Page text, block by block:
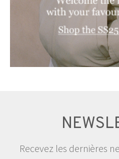
Recevez les dernières